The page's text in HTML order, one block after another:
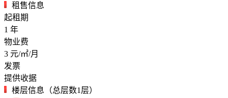
租售信息
起租期
1 年
物业费
3 元/㎡/月
发票
提供收据
楼层信息（总层数1层）